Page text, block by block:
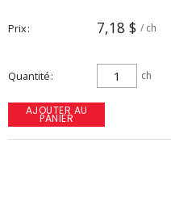
Prix 7,18 $ / ch
Quantité ch
AJOUTER AU
PANIER